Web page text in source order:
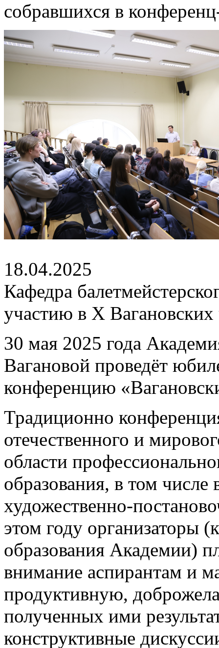
собравшихся в
18.04.2025
Кафедра
участию в X Вагановских
30 мая 2025 года
Вагановой проведёт
конференцию
Традиционно
отечественного и
области
образования, в том числе
художественно-
этом году организаторы
образования Академии)
внимание аспирантам и
продуктивную,
полученных ими
конструктивные